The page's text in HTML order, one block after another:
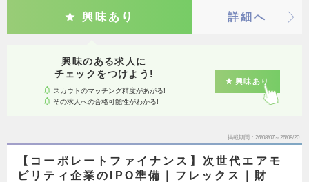
興味あり 詳細へ
興味のある求人に
チェックをつけよう!
スカウトのマッチング精度があがる!
その求人への合格可能性がわかる!
興味あり
掲載期間 26/08/07～26/08/20
【コーポレートファイナンス】次世代エアモ
ビリティ企業のIPO準備｜フレックス｜財